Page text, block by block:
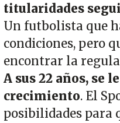
titularidades
Un futbolista que
condiciones, pero
encontrar la
A sus 22 años, se
crecimiento. El
posibilidades para